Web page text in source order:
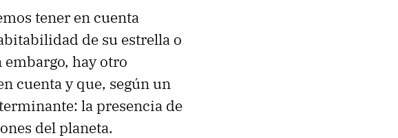
tener en cuenta
de su estrella o
embargo, hay otro
cuenta y que, según un
la presencia de
del planeta.